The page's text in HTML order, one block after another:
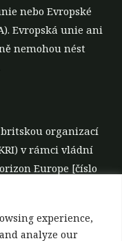
experience,
analyze our
nebo Evropské
Evropská unie ani
nemohou nést
organizací
v rámci vládní
Europe [číslo